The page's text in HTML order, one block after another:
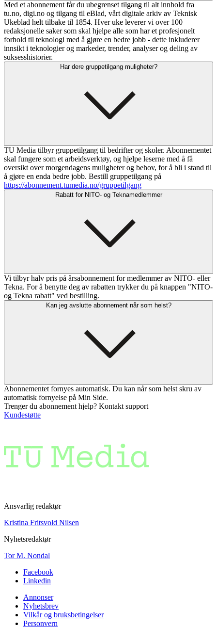
Med et abonnement får du ubegrenset tilgang til alt innhold fra
tu.no, digi.no og tilgang til eBlad, vårt digitale arkiv av Teknisk
Ukeblad helt tilbake til 1854. Hver uke leverer vi over 100
redaksjonelle saker som skal hjelpe alle som har et profesjonelt
forhold til teknologi med å gjøre en bedre jobb - dette inkluderer
innsikt i teknologier og markeder, trender, analyser og deling av
suksesshistorier.
Har dere gruppetilgang muligheter?
TU Media tilbyr gruppetilgang til bedrifter og skoler. Abonnementet
skal fungere som et arbeidsverktøy, og hjelpe leserne med å få
oversikt over morgendagens muligheter og behov, for å bli i stand til
å gjøre en enda bedre jobb. Bestill gruppetilgang på
https://abonnement.tumedia.no/gruppetilgang
Rabatt for NITO- og Teknamedlemmer
Vi tilbyr halv pris på årsabonnement for medlemmer av NITO- eller
Tekna. For å benytte deg av rabatten trykker du på knappen "NITO-
og Tekna rabatt" ved bestilling.
Kan jeg avslutte abonnement når som helst?
Abonnementet fornyes automatisk. Du kan når som helst skru av
automatisk fornyelse på Min Side.
Trenger du abonnement hjelp? Kontakt support
Kundestøtte
Ansvarlig redaktør
Kristina Fritsvold Nilsen
Nyhetsredaktør
Tor M. Nondal
Facebook
Linkedin
Annonser
Nyhetsbrev
Vilkår og bruksbetingelser
Personvern